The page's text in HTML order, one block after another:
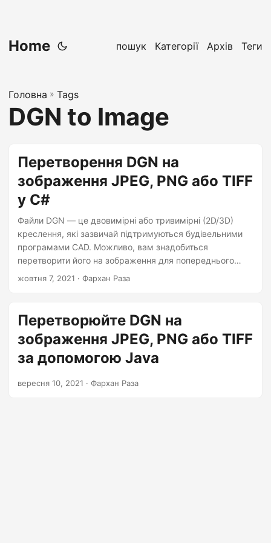
Home пошук Категорії Архів Теги
Головна » Tags
DGN to Image
Перетворення DGN на
зображення JPEG, PNG або TIFF
у C#
Файли DGN — це двовимірні або тривимірні (2D/3D)
креслення, які зазвичай підтримуються будівельними
програмами CAD. Можливо, вам знадобиться
перетворити його на зображення для попереднього
перегляду в інших системних середовищах. У цій статті
жовтня 7, 2021 · Фархан Раза
Перетворюйте DGN на
зображення JPEG, PNG або TIFF
за допомогою Java
вересня 10, 2021 · Фархан Раза